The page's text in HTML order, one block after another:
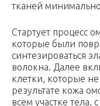
тканей
Стартует процесс
которые были
синтезироваться
волокна. Далее
клетки, которые
результате кожа
всем участке тела,